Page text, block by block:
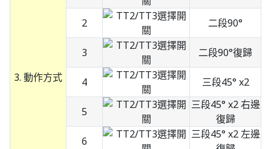
3. 動作方式
2 二段90°
3 二段90°復歸
4 三段45° x2
5
三段45° x2 右邊
復歸
6
三段45° x2 左邊